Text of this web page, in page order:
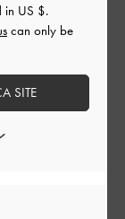
したか？
2023-11-01
in US $.
can only be
SITE